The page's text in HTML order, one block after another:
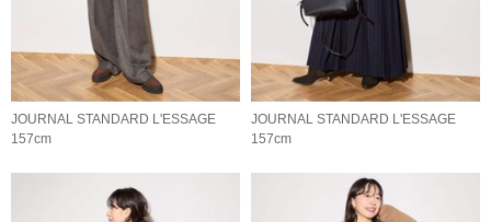
JOURNAL STANDARD L'ESSAGE
157cm
JOURNAL STANDARD L'ESSAGE
157cm